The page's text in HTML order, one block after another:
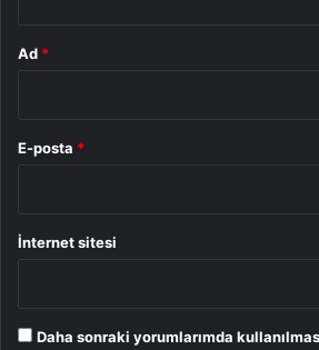
Ad *
E-posta *
İnternet sitesi
Daha sonraki yorumlarımda